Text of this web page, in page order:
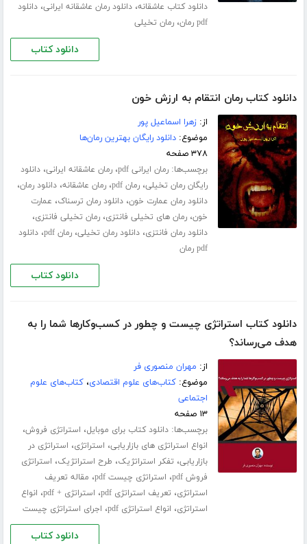
دانلود کتاب عاشقانه،دانلود رمان عاشقانه ایرانی،دانلود
pdf رمان
،رمان تخیلی
دانلود کتاب
دانلود کتاب رمان انتقام به ارزش خون
از:زهرا اسماعیل پور
موضوع:دانلود رایگان بهترین رمان‌ها
۳۷۸ صفحه
برچسب‌ها:رمان ایرانی pdf ،رمان عاشقانه ایرانی،دانلود
رایگان رمان تخیلی،رمان pdf ،رمان عاشقانه،دانلود رمان،
دانلود رمان عمارت خون،دانلود رمان ترسناک، عمارت
خون،رمان های تخیلی فانتزی،رمان تخیلی فانتزی،
دانلود رمان فانتزی،دانلود رمان تخیلی،رمان pdf ،دانلود
pdf رمان
دانلود کتاب
دانلود کتاب استراتژی چیست و چطور در کسب‌و‌کارها شما را به
هدف می‌رساند؟
از: مهران منصوری فر
موضوع:کتاب‌های علوم اقتصادی،کتاب‌های علوم
اجتماعی
۱۳ صفحه
برچسب‌ها:دانلود کتاب برای موبایل، استراتژی فروش،
انواع استراتژی های بازاریابی، استراتژی، استراتژی در
بازاریابی، تفکر استراتژیک، طرح استراتژیک، استراتژی
فروش pdf
، استراتژی چیست pdf ، مقاله تعریف
استراتژی، تعریف استراتژی pdf ، استراتژی + pdf ، انواع
استراتژی، انواع استراتژی pdf ، اجرای استراتژی چیست
دانلود کتاب